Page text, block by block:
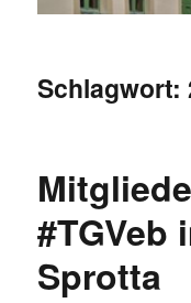
Schlagwort:
#TGVeb
Sprotta